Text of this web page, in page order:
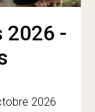
2026 -
2026